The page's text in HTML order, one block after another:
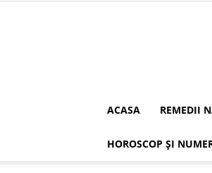
ACASA REMEDII
HOROSCOP ȘI